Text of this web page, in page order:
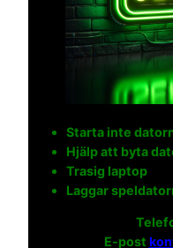
Starta inte
Hjälp att byta
Trasig laptop
Laggar
E-post